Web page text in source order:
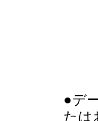
●デ
たは